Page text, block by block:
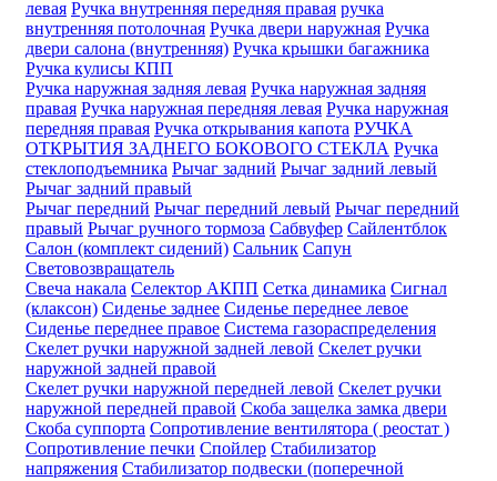
левая Ручка внутренняя передняя правая ручка
внутренняя потолочная Ручка двери нaружная Ручка
двери салона (внутренняя) Ручка крышки багажника
Ручка кулисы КПП
Ручка наружная задняя левая Ручка наружная задняя
правая Ручка наружная передняя левая Ручка наружная
передняя правая Ручка открывания капота РУЧКА
ОТКРЫТИЯ ЗАДНЕГО БОКОВОГО СТЕКЛА Ручка
стеклоподъемника Рычаг задний Рычаг задний левый
Рычаг задний правый
Рычаг передний Рычаг передний левый Рычаг передний
правый Рычаг ручного тормоза Сабвуфер Сайлентблок
Салон (комплект сидений) Сальник Сапун
Световозвращатель
Свеча накала Селектор АКПП Сетка динамика Сигнал
(клаксон) Сиденье заднее Сиденье переднее левое
Сиденье переднее правое Система газораспределения
Скелет ручки наружной задней левой Скелет ручки
наружной задней правой
Скелет ручки наружной передней левой Скелет ручки
наружной передней правой Скоба защелка замка двери
Скоба суппорта Сопротивление вентилятора ( реостат )
Сопротивление печки Спойлер Стабилизатор
напряжения Стабилизатор подвески (поперечной